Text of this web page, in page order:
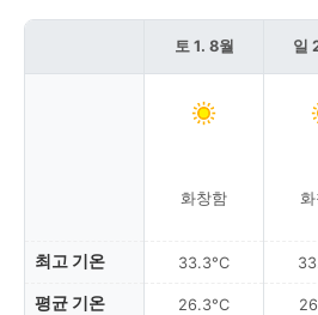
최고 기온
평균 기온
토 1. 8월
화창함
33.3°C
26.3°C
일